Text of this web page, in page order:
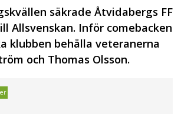
säkrade Åtvidabergs FF
Allsvenskan. Inför comebacken
klubben behålla veteranerna
och Thomas Olsson.